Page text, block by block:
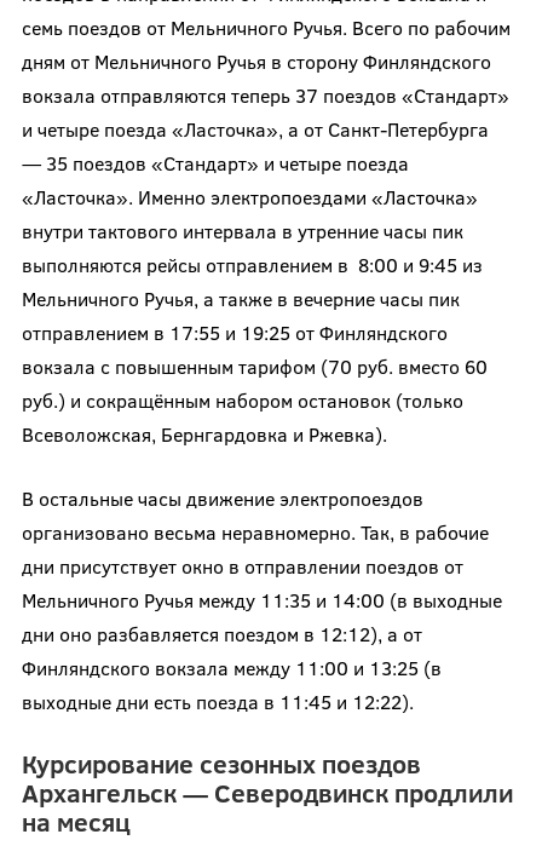
семь поездов от Мельничного Ручья. Всего по рабочим
дням от Мельничного Ручья в сторону Финляндского
вокзала отправляются теперь 37 поездов «Стандарт»
и четыре поезда «Ласточка», а от Санкт-Петербурга
— 35 поездов «Стандарт» и четыре поезда
«Ласточка». Именно электропоездами «Ласточка»
внутри тактового интервала в утренние часы пик
выполняются рейсы отправлением в 8:00 и 9:45 из
Мельничного Ручья, а также в вечерние часы пик
отправлением в 17:55 и 19:25 от Финляндского
вокзала с повышенным тарифом (70 руб. вместо 60
руб.) и сокращённым набором остановок (только
Всеволожская, Бернгардовка и Ржевка).
В остальные часы движение электропоездов
организовано весьма неравномерно. Так, в рабочие
дни присутствует окно в отправлении поездов от
Мельничного Ручья между 11:35 и 14:00 (в выходные
дни оно разбавляется поездом в 12:12), а от
Финляндского вокзала между 11:00 и 13:25 (в
выходные дни есть поезда в 11:45 и 12:22).
Курсирование сезонных поездов
Архангельск — Северодвинск продлили
на месяц